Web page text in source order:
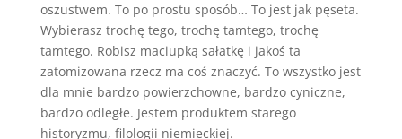
oszustwem. To po prostu sposób… To jest jak pęseta.
Wybierasz trochę tego, trochę tamtego, trochę
tamtego. Robisz maciupką sałatkę i jakoś ta
zatomizowana rzecz ma coś znaczyć. To wszystko jest
dla mnie bardzo powierzchowne, bardzo cyniczne,
bardzo odległe. Jestem produktem starego
historyzmu, filologii niemieckiej.